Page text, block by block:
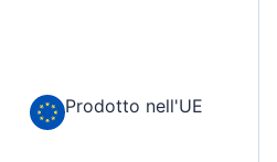
Prodotto nell'UE